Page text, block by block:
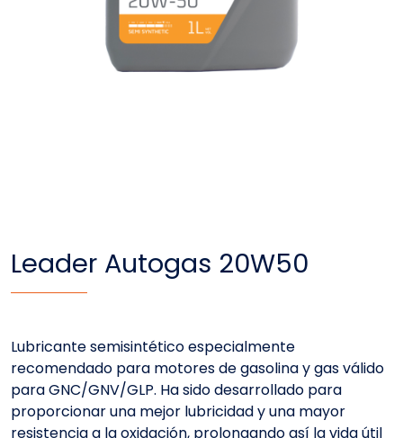
Leader Autogas 20W50
Lubricante semisintético especialmente
recomendado para motores de gasolina y gas válido
para GNC/GNV/GLP. Ha sido desarrollado para
proporcionar una mejor lubricidad y una mayor
resistencia a la oxidación, prolongando así la vida útil